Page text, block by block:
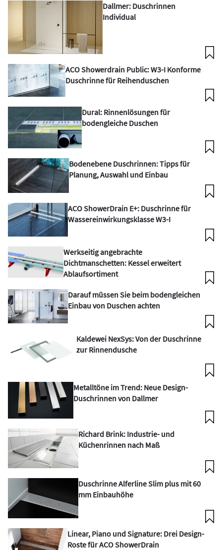
Dallmer: Duschrinnen
Individual
ACO Showerdrain Public: W3-I Konforme
Duschrinne für Reihenduschen
Dural: Rinnenlösungen für
bodengleiche Duschen
Bodenebene Duschrinnen: Tipps für
Planung, Auswahl und Einbau
ACO ShowerDrain E+: Duschrinne für
Wassereinwirkungsklasse W3-I
Werkseitig angebrachte
Dichtmanschetten: Kessel erweitert
Ablaufsortiment
Darauf müssen Sie beim bodengleichen
Einbau von Duschen achten
Kaldewei NexSys: Von der Duschrinne
zur Rinnendusche
Metalltöne im Trend: Neue Design-
Duschrinnen von Dallmer
Richard Brink: Industrie- und
Küchenrinnen nach Maß
Duschrinne Alferline Slim plus mit 60
mm Einbauhöhe
Linear, Piano und Signature: Drei Design-
Roste für ACO ShowerDrain